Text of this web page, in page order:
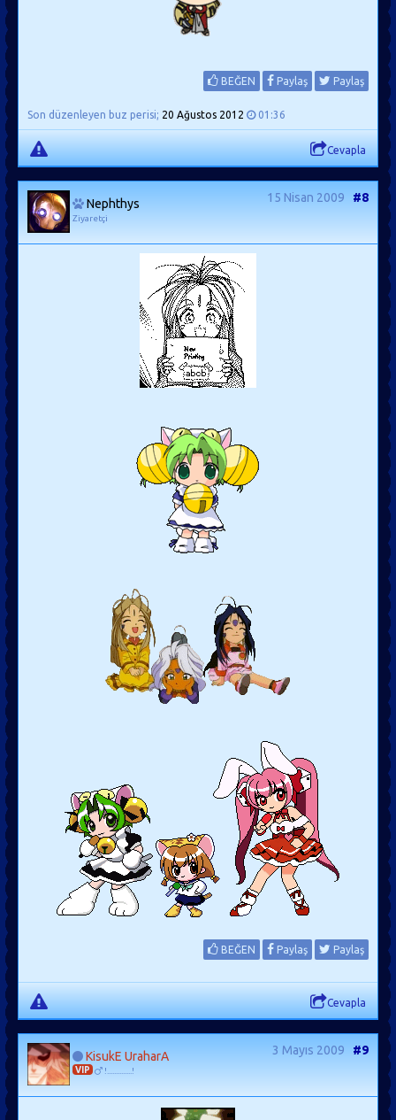
BEĞEN Paylaş Paylaş
Son düzenleyen buz perisi; 20 Ağustos 2012 01:36
Cevapla
Nephthys
Ziyaretçi
15 Nisan 2009 #8
BEĞEN Paylaş Paylaş
Cevapla
KisukE UraharA
VIP !..............!
3 Mayıs 2009 #9